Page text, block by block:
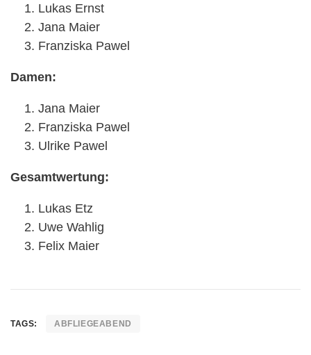
Lukas Ernst
Jana Maier
Franziska Pawel
Damen:
Jana Maier
Franziska Pawel
Ulrike Pawel
Gesamtwertung:
Lukas Etz
Uwe Wahlig
Felix Maier
TAGS: ABFLIEGEABEND